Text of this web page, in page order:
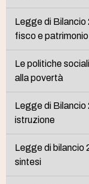
Legge di Bilancio
fisco e
Le politiche
alla povertà
Legge di Bilancio
istruzione
Legge di bilancio
sintesi